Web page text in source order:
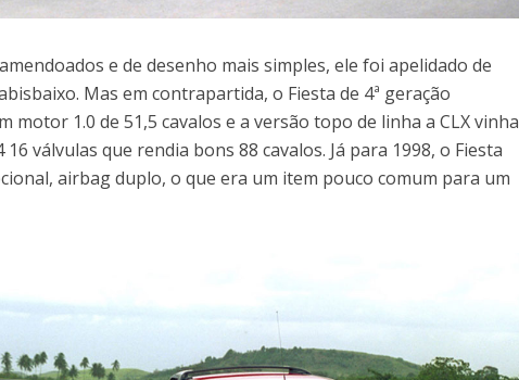
e de desenho mais simples, ele foi apelidado de
Mas em contrapartida, o Fiesta de 4ª geração
motor 1.0 de 51,5 cavalos e a versão topo de linha a CLX vinha
válvulas que rendia bons 88 cavalos. Já para 1998, o Fiesta
airbag duplo, o que era um item pouco comum para um